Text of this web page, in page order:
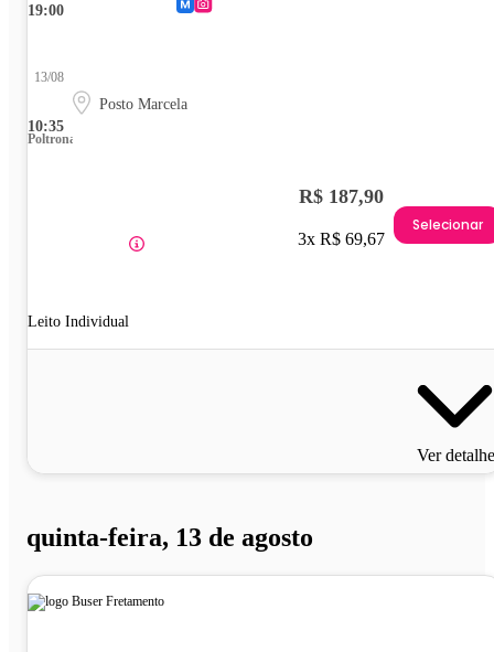
19:00
10:35
13/08
Posto Marcela
Poltrona
Leito Individual
R$ 187,90
3x R$ 69,67
Selecionar
Ver
quinta-feira, 13 de agosto